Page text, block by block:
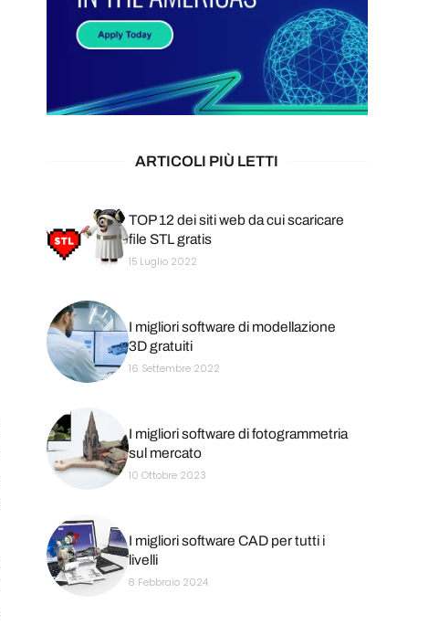
ARTICOLI PIÙ LETTI
TOP 12 dei siti web da cui scaricare
file STL gratis
15 Luglio 2022
I migliori software di modellazione
3D gratuiti
16 Settembre 2022
I migliori software di fotogrammetria
sul mercato
10 Ottobre 2023
I migliori software CAD per tutti i
livelli
8 Febbraio 2024